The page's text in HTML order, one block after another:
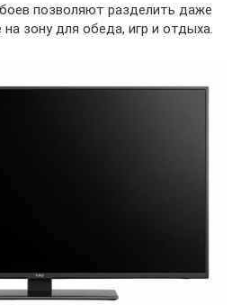
позволяют разделить даже
зону для обеда, игр и отдыха.